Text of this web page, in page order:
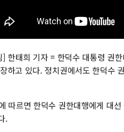
한태희 기자 = 한덕수 대통령 권
하고 있다. 정치권에서도 한덕수
따르면 한덕수 권한대행에게 대
.